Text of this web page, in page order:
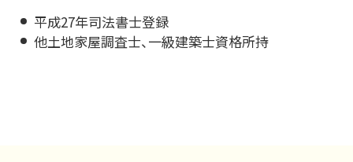
平成27年司法書士登録
他土地家屋調査士、一級建築士資格所持